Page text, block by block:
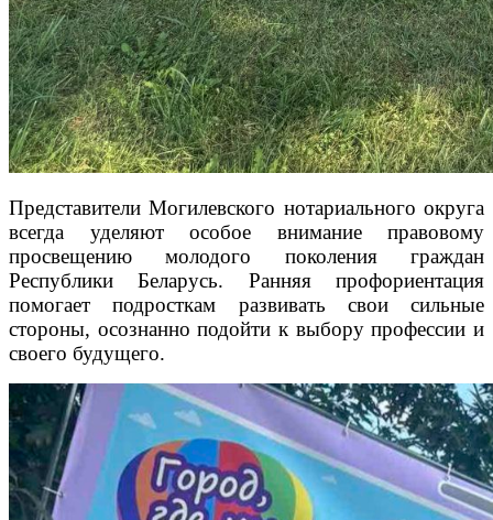
Представители Могилевского нотариального округа
всегда уделяют особое внимание правовому
просвещению молодого поколения граждан
Республики Беларусь. Ранняя профориентация
помогает подросткам развивать свои сильные
стороны, осознанно подойти к выбору профессии и
своего будущего.